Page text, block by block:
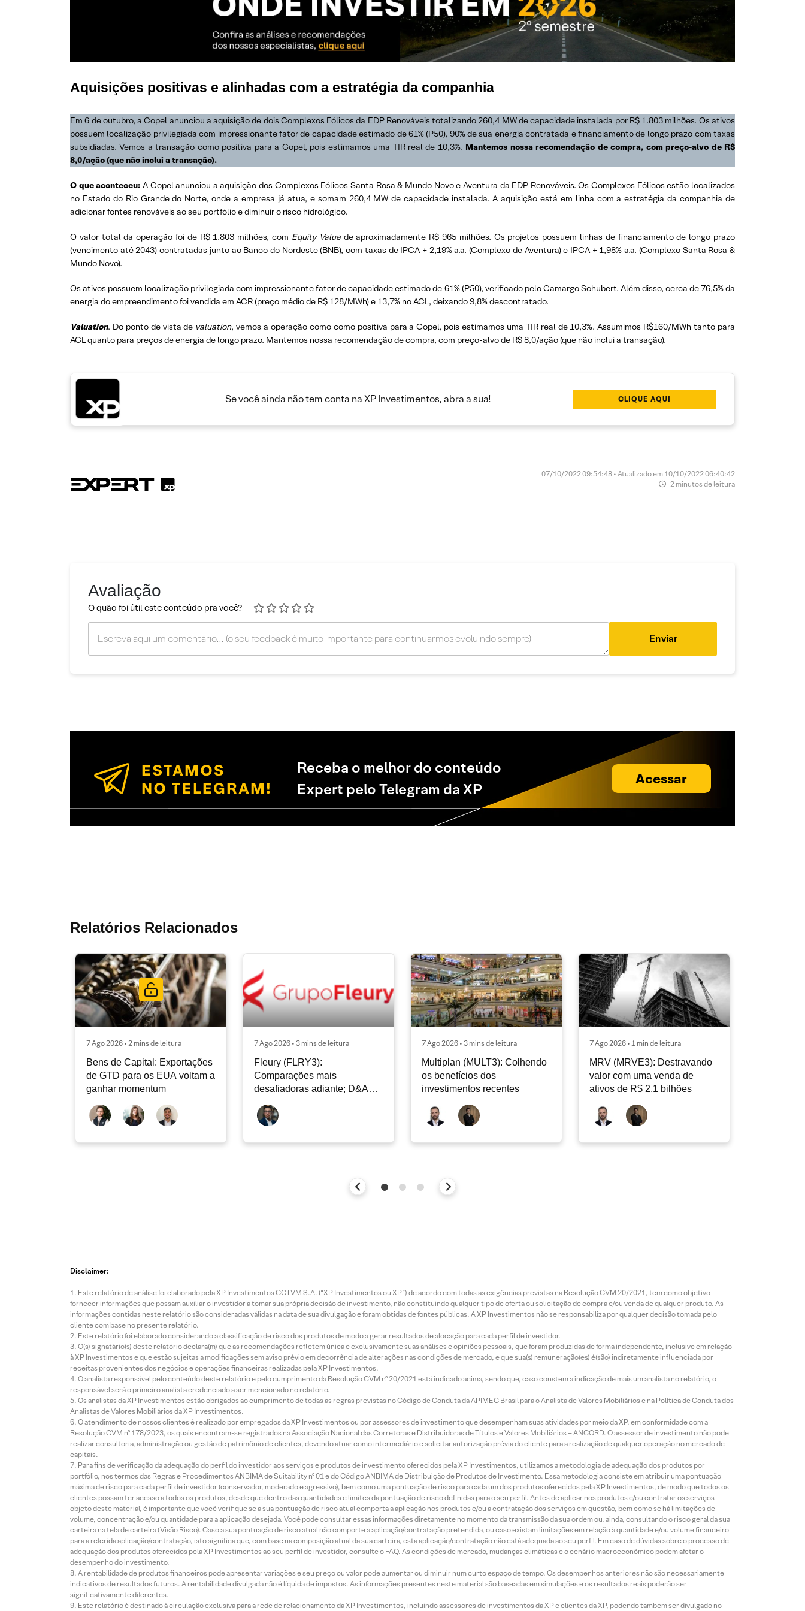
Aquisições positivas e alinhadas com a estratégia da companhia
Em 6 de outubro, a Copel anunciou a aquisição de dois Complexos Eólicos da EDP Renováveis totalizando 260,4 MW de capacidade instalada por R$ 1.803 milhões. Os ativos
possuem localização privilegiada com impressionante fator de capacidade estimado de 61% (P50), 90% de sua energia contratada e financiamento de longo prazo com taxas
subsidiadas. Vemos a transação como positiva para a Copel, pois estimamos uma TIR real de 10,3%. Mantemos nossa recomendação de compra, com preço-alvo de R$
8,0/ação (que não inclui a transação).
O que aconteceu: A Copel anunciou a aquisição dos Complexos Eólicos Santa Rosa & Mundo Novo e Aventura da EDP Renováveis. Os Complexos Eólicos estão localizados
no Estado do Rio Grande do Norte, onde a empresa já atua, e somam 260,4 MW de capacidade instalada. A aquisição está em linha com a estratégia da companhia de
adicionar fontes renováveis ​​ao seu portfólio e diminuir o risco hidrológico.
O valor total da operação foi de R$ 1.803 milhões, com Equity Valuede aproximadamente R$ 965 milhões. Os projetos possuem linhas de financiamento de longo prazo
(vencimento até 2043) contratadas junto ao Banco do Nordeste (BNB), com taxas de IPCA + 2,19% a.a. (Complexo de Aventura) e IPCA + 1,98% a.a. (Complexo Santa Rosa &
Mundo Novo).
Os ativos possuem localização privilegiada com impressionante fator de capacidade estimado de 61% (P50), verificado pelo Camargo Schubert. Além disso, cerca de 76,5% da
energia do empreendimento foi vendida em ACR (preço médio de R$ 128/MWh) e 13,7% no ACL, deixando 9,8% descontratado.
Valuation. Do ponto de vista de valuation, vemos a operação como como positiva para a Copel, pois estimamos uma TIR real de 10,3%. Assumimos R$160/MWh tanto para
ACL quanto para preços de energia de longo prazo. Mantemos nossa recomendação de compra, com preço-alvo de R$ 8,0/ação (que não inclui a transação).
Se você ainda não tem conta na XP Investimentos, abra a sua! CLIQUE AQUI
07/10/2022 09:54:48 • Atualizado em 10/10/2022 06:40:42
2 minutos de leitura
Avaliação
O quão foi útil este conteúdo pra você?
Enviar
Receba o melhor do conteúdo
Expert pelo Telegram da XP
Acessar
Relatórios Relacionados
7 Ago 2026 • 2 mins de leitura
Bens de Capital: Exportações
de GTD para os EUA voltam a
ganhar momentum
7 Ago 2026 • 3 mins de leitura
Fleury (FLRY3):
Comparações mais
desafiadoras adiante; D&A
deve permanecer nos níveis
atuais
7 Ago 2026 • 3 mins de leitura
Multiplan (MULT3): Colhendo
os benefícios dos
investimentos recentes
7 Ago 2026 • 1 min de leitura
MRV (MRVE3): Destravando
valor com uma venda de
ativos de R$ 2,1 bilhões
Disclaimer:
Este relatório de análise foi elaborado pela XP Investimentos CCTVM S.A. (“XP Investimentos ou XP”) de acordo com todas as exigências previstas na Resolução CVM 20/2021, tem como objetivo
fornecer informações que possam auxiliar o investidor a tomar sua própria decisão de investimento, não constituindo qualquer tipo de oferta ou solicitação de compra e/ou venda de qualquer produto. As
informações contidas neste relatório são consideradas válidas na data de sua divulgação e foram obtidas de fontes públicas. A XP Investimentos não se responsabiliza por qualquer decisão tomada pelo
cliente com base no presente relatório.
Este relatório foi elaborado considerando a classificação de risco dos produtos de modo a gerar resultados de alocação para cada perfil de investidor.
O(s) signatário(s) deste relatório declara(m) que as recomendações refletem única e exclusivamente suas análises e opiniões pessoais, que foram produzidas de forma independente, inclusive em relação
à XP Investimentos e que estão sujeitas a modificações sem aviso prévio em decorrência de alterações nas condições de mercado, e que sua(s) remuneração(es) é(são) indiretamente influenciada por
receitas provenientes dos negócios e operações financeiras realizadas pela XP Investimentos.
O analista responsável pelo conteúdo deste relatório e pelo cumprimento da Resolução CVM nº 20/2021 está indicado acima, sendo que, caso constem a indicação de mais um analista no relatório, o
responsável será o primeiro analista credenciado a ser mencionado no relatório.
Os analistas da XP Investimentos estão obrigados ao cumprimento de todas as regras previstas no Código de Conduta da APIMEC Brasil para o Analista de Valores Mobiliários e na Política de Conduta dos
Analistas de Valores Mobiliários da XP Investimentos.
O atendimento de nossos clientes é realizado por empregados da XP Investimentos ou por assessores de investimento que desempenham suas atividades por meio da XP, em conformidade com a
Resolução CVM nº 178/2023, os quais encontram-se registrados na Associação Nacional das Corretoras e Distribuidoras de Títulos e Valores Mobiliários – ANCORD. O assessor de investimento não pode
realizar consultoria, administração ou gestão de patrimônio de clientes, devendo atuar como intermediário e solicitar autorização prévia do cliente para a realização de qualquer operação no mercado de
capitais.
Para fins de verificação da adequação do perfil do investidor aos serviços e produtos de investimento oferecidos pela XP Investimentos, utilizamos a metodologia de adequação dos produtos por
portfólio, nos termos das Regras e Procedimentos ANBIMA de Suitability nº 01 e do Código ANBIMA de Distribuição de Produtos de Investimento. Essa metodologia consiste em atribuir uma pontuação
máxima de risco para cada perfil de investidor (conservador, moderado e agressivo), bem como uma pontuação de risco para cada um dos produtos oferecidos pela XP Investimentos, de modo que todos os
clientes possam ter acesso a todos os produtos, desde que dentro das quantidades e limites da pontuação de risco definidas para o seu perfil. Antes de aplicar nos produtos e/ou contratar os serviços
objeto deste material, é importante que você verifique se a sua pontuação de risco atual comporta a aplicação nos produtos e/ou a contratação dos serviços em questão, bem como se há limitações de
volume, concentração e/ou quantidade para a aplicação desejada. Você pode consultar essas informações diretamente no momento da transmissão da sua ordem ou, ainda, consultando o risco geral da sua
carteira na tela de carteira (Visão Risco). Caso a sua pontuação de risco atual não comporte a aplicação/contratação pretendida, ou caso existam limitações em relação à quantidade e/ou volume financeiro
para a referida aplicação/contratação, isto significa que, com base na composição atual da sua carteira, esta aplicação/contratação não está adequada ao seu perfil. Em caso de dúvidas sobre o processo de
adequação dos produtos oferecidos pela XP Investimentos ao seu perfil de investidor, consulte o FAQ. As condições de mercado, mudanças climáticas e o cenário macroeconômico podem afetar o
desempenho do investimento.
A rentabilidade de produtos financeiros pode apresentar variações e seu preço ou valor pode aumentar ou diminuir num curto espaço de tempo. Os desempenhos anteriores não são necessariamente
indicativos de resultados futuros. A rentabilidade divulgada não é líquida de impostos. As informações presentes neste material são baseadas em simulações e os resultados reais poderão ser
significativamente diferentes.
Este relatório é destinado à circulação exclusiva para a rede de relacionamento da XP Investimentos, incluindo assessores de investimentos da XP e clientes da XP, podendo também ser divulgado no